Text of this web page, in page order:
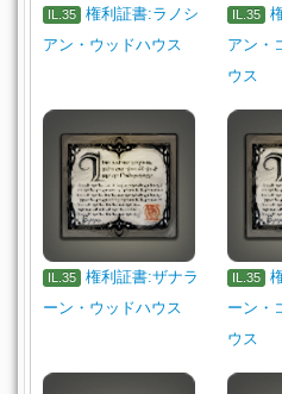
IL.35
権利証書:ラノシ
アン・ウッドハウス
IL.35
アン・
ウス
IL.35
権利証書:ザナラ
ーン・ウッドハウス
IL.35
ーン・
ウス